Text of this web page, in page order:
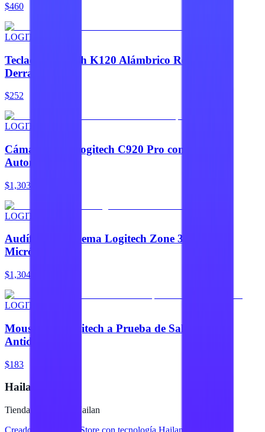
$460
LOGITECH
Teclado Logitech K120 Alámbrico Resistente a
Derrames
$252
LOGITECH
Cámara Web Logitech C920 Pro con Enfoque
Automático
$1,303
LOGITECH
Audífonos Diadema Logitech Zone 300 con
Micrófono
$1,304
LOGITECH
Mouse Pad Logitech a Prueba de Salpicaduras
Antideslizante
$183
Hailan Store
Tienda en línea de Hailan
Creado para
Hailan Store con tecnología Hailan ERP